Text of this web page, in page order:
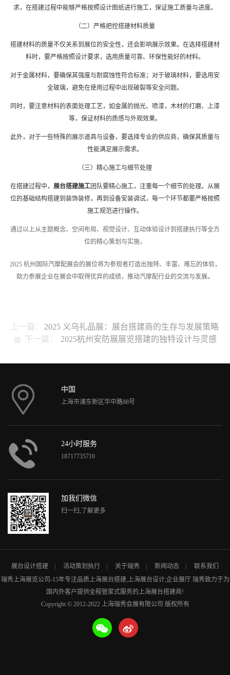
求，在搭建过程中能够严格按照设计图纸进行施工，保证施工质量与进度。
（二）严格把控搭建材料质量
搭建材料的质量不仅关系到展位的安全性，还会影响展示效果。在选择搭建材
料时，要严格按照设计要求，选用质量可靠、环保性能好的材料。
对于金属材料，要确保其强度与耐腐蚀性符合标准；对于玻璃材料，要选用安
全玻璃，避免在使用过程中出现破裂等安全问题。
同时，要注意材料的表面处理工艺，如金属的抛光、喷漆，木材的打磨、上漆
等，保证材料的质感与外观效果。
此外，对于一些特殊的展示道具与设备，要选择专业的供应商，确保其质量与
性能满足展示需求。
（三）精心施工与细节处理
在搭建过程中， 展台搭建施工团队要精心施工，注重每一个细节的处理。从展
位的基础结构搭建到装饰装修，再到设备安装调试，每一个环节都要严格按照
施工规范进行操作。
通过以上从主题概念、空间布局、视觉设计、互动体验设计到搭建执行等全方
位的精心策划与实施，
2025 杭州国际汽摩配展会的展位将为参观者打造出独特、丰富、难忘的体验，
助力参展企业在展会中取得优异的成绩，推动汽摩配行业的交流与发展。
上一篇：
2025 义乌礼品展：展台搭建商的生存与发展策略
下一篇：
2025杭州安防展展览搭建的独特设计与灵感
中国
上海市浦东新区华中路88号
24小时服务
18717735710
加我们微信
扫一扫,了解更多
展台设计搭建 活动策划执行 关于瑞秀 新闻动态
联系我们
瑞秀上海展览公司 -15年专注品质上海展台搭建,上海展台设计,企业展厅.瑞秀致力于为
国内外客户提供全程管家式服务的上海展台搭建商!
Copyright © 2012-2022 上海瑞秀会展有限公司 版权所有